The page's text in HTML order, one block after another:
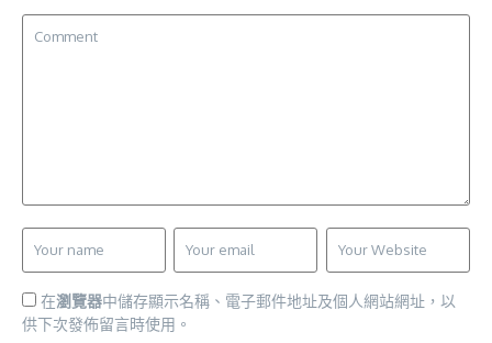
在瀏覽器中儲存顯示名稱、電子郵件地址及個人網站網址，以
供下次發佈留言時使用。